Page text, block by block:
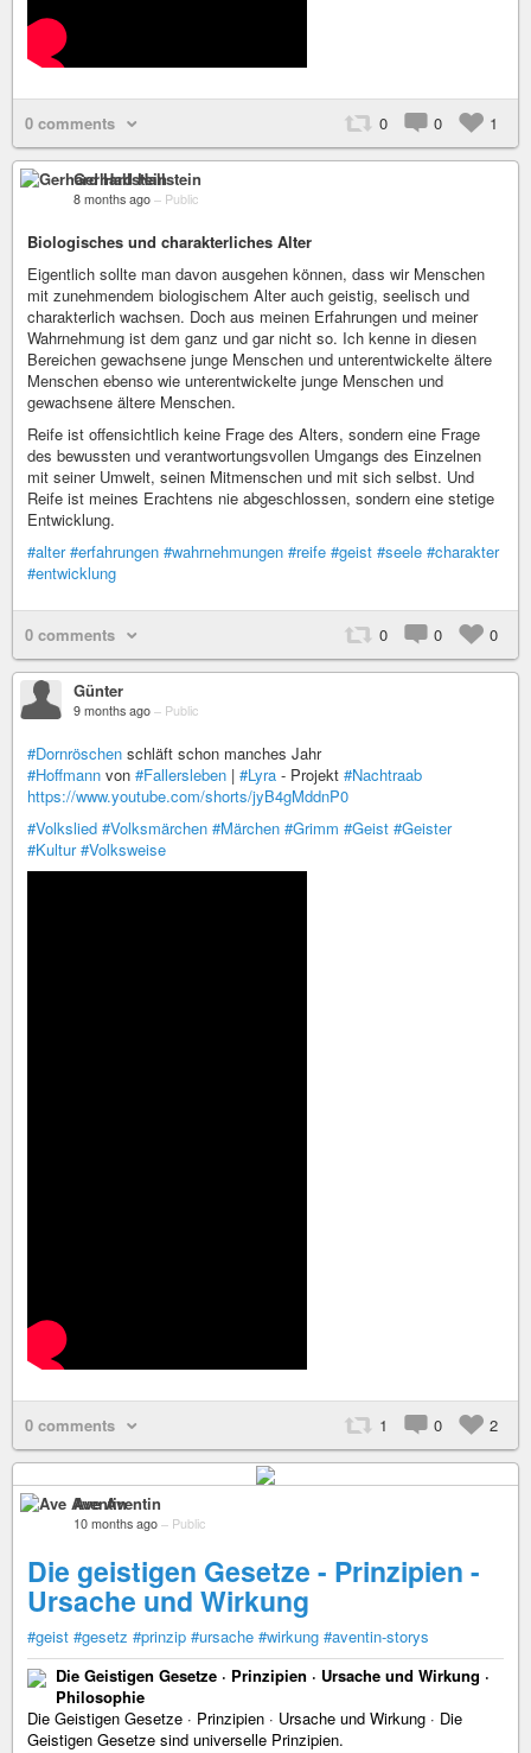
0 comments 0 0 1
Gerhard Hallstein
8 months ago – Public
Biologisches und charakterliches Alter
Eigentlich sollte man davon ausgehen können, dass wir Menschen
mit zunehmendem biologischem Alter auch geistig, seelisch und
charakterlich wachsen. Doch aus meinen Erfahrungen und meiner
Wahrnehmung ist dem ganz und gar nicht so. Ich kenne in diesen
Bereichen gewachsene junge Menschen und unterentwickelte ältere
Menschen ebenso wie unterentwickelte junge Menschen und
gewachsene ältere Menschen.
Reife ist offensichtlich keine Frage des Alters, sondern eine Frage
des bewussten und verantwortungsvollen Umgangs des Einzelnen
mit seiner Umwelt, seinen Mitmenschen und mit sich selbst. Und
Reife ist meines Erachtens nie abgeschlossen, sondern eine stetige
Entwicklung.
#alter #erfahrungen #wahrnehmungen #reife #geist #seele #charakter
#entwicklung
0 comments 0 0 0
Günter
9 months ago – Public
#Dornröschen schläft schon manches Jahr
#Hoffmann von #Fallersleben | #Lyra - Projekt #Nachtraab
https://www.youtube.com/shorts/jyB4gMddnP0
#Volkslied #Volksmärchen #Märchen #Grimm #Geist #Geister
#Kultur #Volksweise
0 comments 1 0 2
Ave Aventin
10 months ago – Public
Die geistigen Gesetze - Prinzipien -
Ursache und Wirkung
#geist #gesetz #prinzip #ursache #wirkung #aventin-storys
Die Geistigen Gesetze · Prinzipien · Ursache und Wirkung ·
Philosophie
Die Geistigen Gesetze · Prinzipien · Ursache und Wirkung · Die
Geistigen Gesetze sind universelle Prinzipien.